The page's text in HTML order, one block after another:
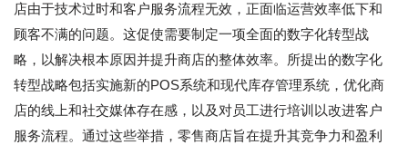
店由于技术过时和客户服务流程无效，正面临运营效率低下和
顾客不满的问题。这促使需要制定一项全面的数字化转型战
略，以解决根本原因并提升商店的整体效率。所提出的数字化
转型战略包括实施新的POS系统和现代库存管理系统，优化商
店的线上和社交媒体存在感，以及对员工进行培训以改进客户
服务流程。通过这些举措，零售商店旨在提升其竞争力和盈利